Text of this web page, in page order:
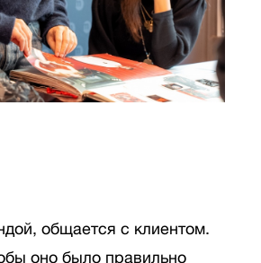
общается с клиентом.
оно было правильно